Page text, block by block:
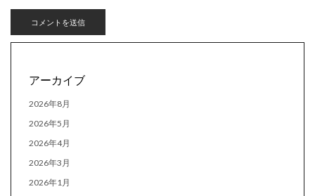
アーカイブ
2026年8月
2026年5月
2026年4月
2026年3月
2026年1月